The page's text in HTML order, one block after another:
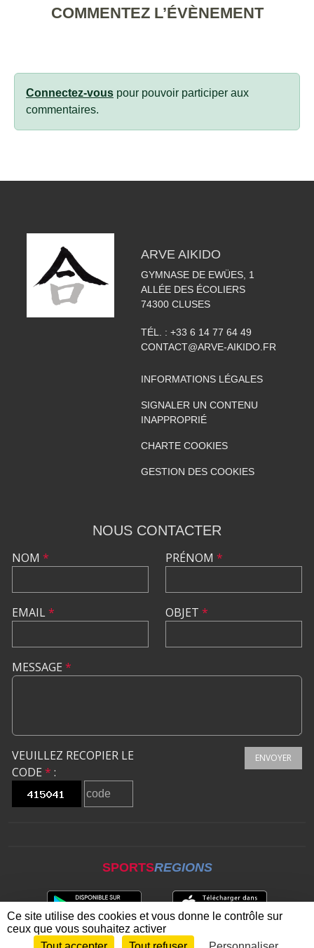
COMMENTEZ L’ÉVÈNEMENT
Connectez-vous pour pouvoir participer aux
commentaires.
ARVE AIKIDO
GYMNASE DE EWÜES, 1
ALLÉE DES ÉCOLIERS
74300 CLUSES
TÉL. : +33 6 14 77 64 49
CONTACT@ARVE-AIKIDO.FR
INFORMATIONS LÉGALES
SIGNALER UN CONTENU
INAPPROPRIÉ
CHARTE COOKIES
GESTION DES COOKIES
NOUS CONTACTER
NOM *
EMAIL*
PRÉNOM *
OBJET *
MESSAGE *
VEUILLEZ RECOPIER LE
CODE * :
ENVOYER
SPORTSREGIONS
Ce site utilise des cookies et vous donne le contrôle sur
ceux que vous souhaitez activer